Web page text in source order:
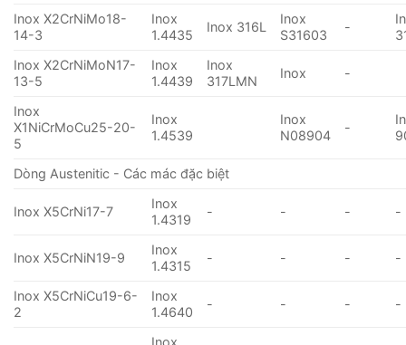
Inox X2CrNiMo18-
14-3
Inox
1.4435
Inox 316L
Inox
S31603
-
Inox X2CrNiMoN17-
13-5
Inox
1.4439
Inox
317LMN
Inox -
Inox
X1NiCrMoCu25-20-
5
Inox
1.4539
Inox
N08904
-
Dòng Austenitic - Các mác đặc biệt
Inox X5CrNi17-7
Inox
1.4319
- - - -
Inox X5CrNiN19-9
Inox
1.4315
- - - -
Inox X5CrNiCu19-6-
2
Inox
1.4640
- - - -